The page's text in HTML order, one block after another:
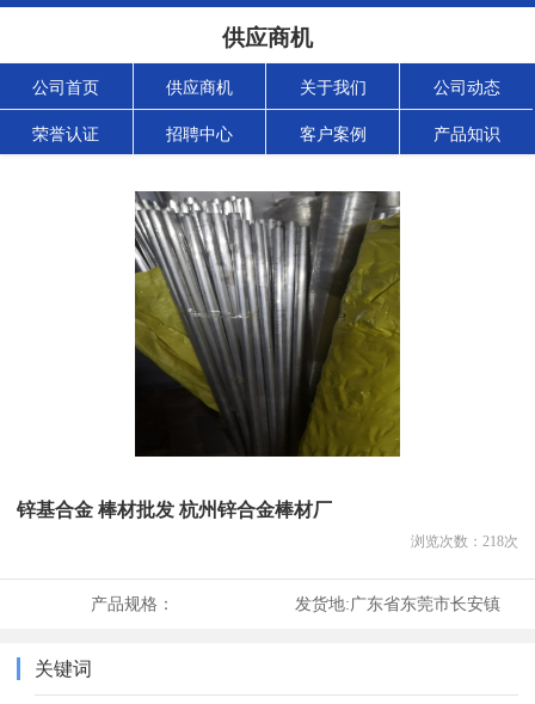
供应商机
公司首页 供应商机 关于我们 公司动态
荣誉认证 招聘中心 客户案例 产品知识
锌基合金 棒材批发 杭州锌合金棒材厂
浏览次数： 218次
产品规格： 发货地:广东省东莞市长安镇
关键词